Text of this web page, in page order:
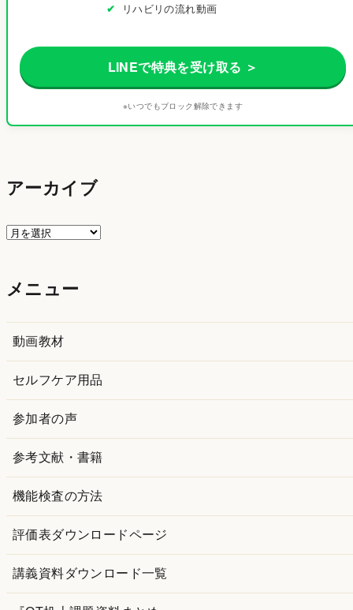
リハビリの流れ動画
LINEで特典を受け取る ＞
※いつでもブロック解除できます
アーカイブ
ア
イ
メニュー
動画教材
セルフケア用品
参加者の声
参考文献・書籍
機能検査の方法
評価表ダウンロードページ
講義資料ダウンロード一覧